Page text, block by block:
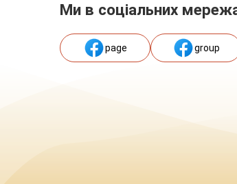
Ми в соціальних
page group